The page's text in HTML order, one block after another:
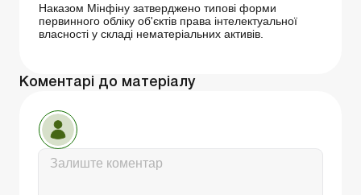
Наказом Мінфіну затверджено типові форми
первинного обліку об'єктів права інтелектуальної
власності у складі нематеріальних активів.
Коментарі до матеріалу